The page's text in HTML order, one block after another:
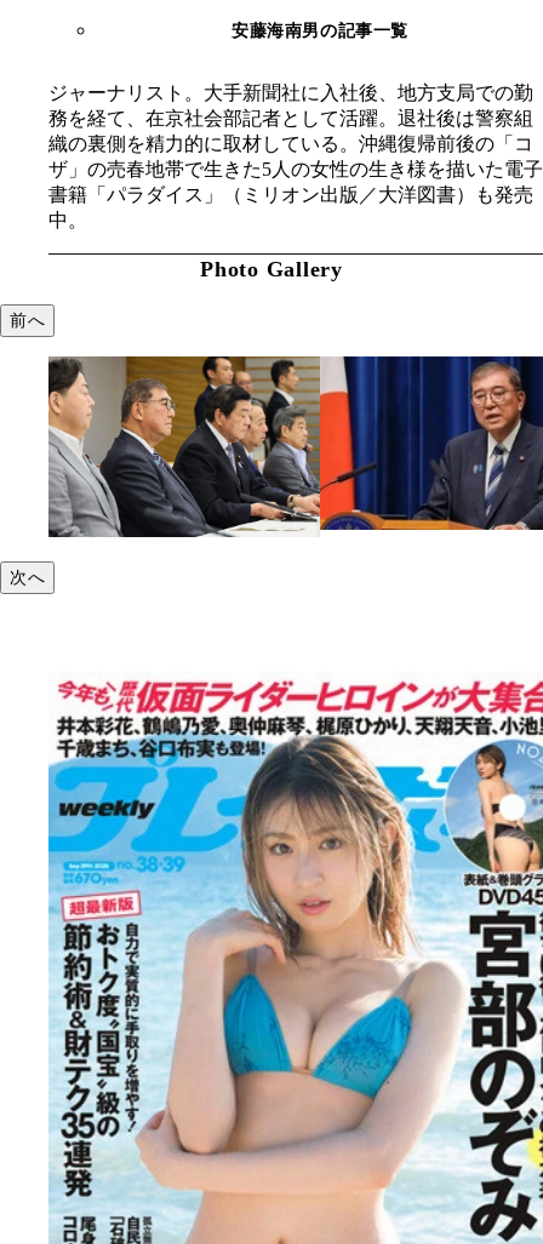
安藤海南男の記事一覧
ジャーナリスト。大手新聞社に入社後、地方支局での勤
務を経て、在京社会部記者として活躍。退社後は警察組
織の裏側を精力的に取材している。沖縄復帰前後の「コ
ザ」の売春地帯で生きた5人の女性の生き様を描いた電子
書籍「パラダイス」（ミリオン出版／大洋図書）も発売
中。
Photo Gallery
前へ
次へ